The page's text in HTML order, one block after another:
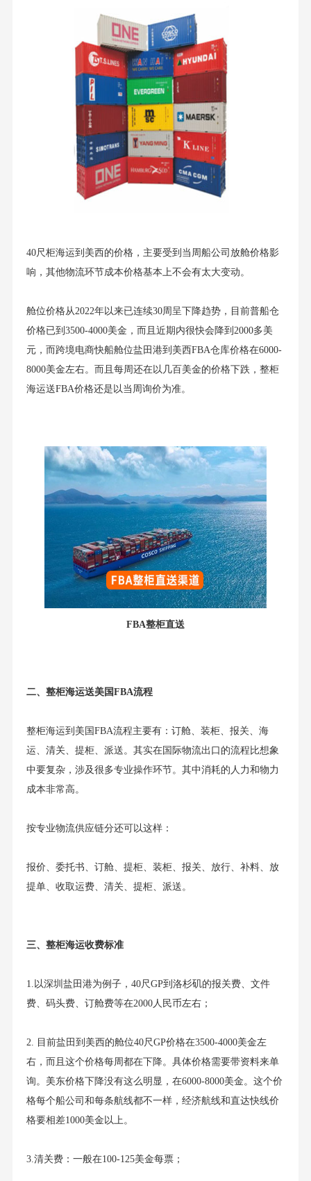
40尺柜海运到美西的价格，主要受到当周船公司放舱价格影
响，其他物流环节成本价格基本上不会有太大变动。
舱位价格从2022年以来已连续30周呈下降趋势，目前普船仓
价格已到 3500-4000美金，而且近期内很快会降到2000多美
元，而跨境电商快船舱位盐田港到美西FBA仓库价格在6000-
8000美金左右。而且每周还在以几百美金的价格下跌，整柜
海运送FBA价格还是以当周询价为准。
FBA整柜直送
二、整柜海运送美国FBA流程
整柜海运到美国FBA流程主要有：订舱、装柜、报关、海
运、清关、提柜、派送。其实在国际物流出口的流程比想象
中要复杂，涉及很多专业操作环节。其中消耗的人力和物力
成本非常高。
按专业物流供应链分还可以这样：
报价、委托书、订舱、提柜、装柜、报关、放行、补料、放
提单、收取运费、清关、提柜、派送。
三、整柜海运收费标准
1.以深圳盐田港为例子，40尺GP到洛杉矶的报关费、文件
费、码头费、订舱费等在2000人民币左右；
2. 目前盐田到美西的舱位40尺GP价格在3500-4000美金左
右，而且这个价格每周都在下降。具体价格需要带资料来单
询。美东价格下降没有这么明显，在6000-8000美金。这个价
格每个船公司和每条航线都不一样，经济航线和直达快线价
格要相差1000美金以上。
3.清关费：一般在100-125美金每票；